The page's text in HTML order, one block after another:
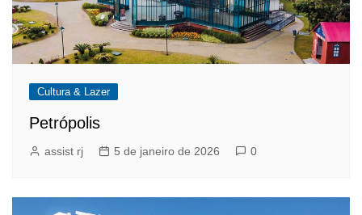
Cultura & Lazer
Petrópolis
assist rj 5 de janeiro de 2026 0